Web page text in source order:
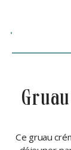
gruau crémeux aux fruits et
Ce gruau